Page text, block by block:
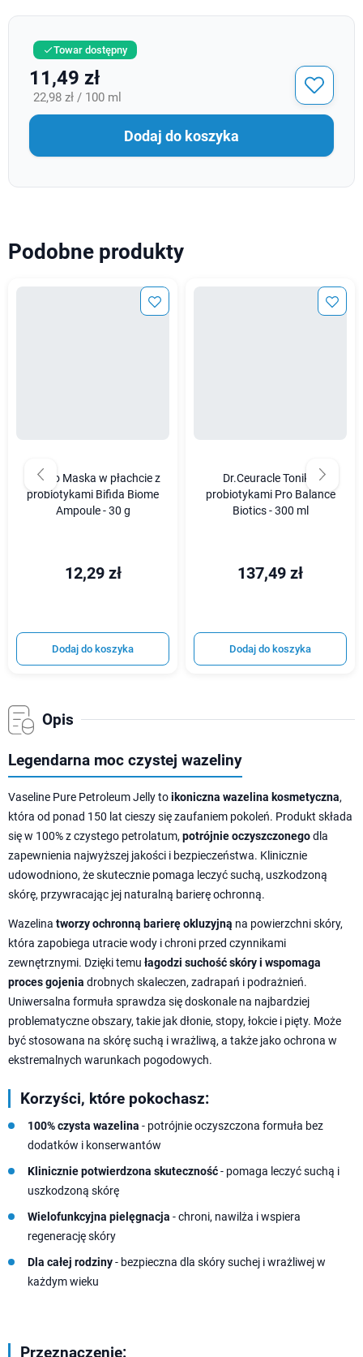
Towar dostępny
11,49 zł
22,98 zł / 100 ml
Dodaj do koszyka
Podobne produkty
Manyo Maska w płachcie z
probiotykami Bifida Biome
Ampoule - 30 g
12,29 zł
Dodaj do koszyka
Dr.Ceuracle Tonik z
probiotykami Pro Balance
Biotics - 300 ml
137,49 zł
Dodaj do koszyka
Opis
Legendarna moc czystej wazeliny
Vaseline Pure Petroleum Jelly toikoniczna wazelina kosmetyczna,
która od ponad 150 lat cieszy się zaufaniem pokoleń. Produkt składa
się w 100% z czystego petrolatum, potrójnie oczyszczonegodla
zapewnienia najwyższej jakości i bezpieczeństwa. Klinicznie
udowodniono, że skutecznie pomaga leczyć suchą, uszkodzoną
skórę, przywracając jej naturalną barierę ochronną.
Wazelina tworzy ochronną barierę okluzyjną na powierzchni skóry,
która zapobiega utracie wody i chroni przed czynnikami
zewnętrznymi. Dzięki temu łagodzi suchość skóry i wspomaga
proces gojenia drobnych skaleczen, zadrapań i podrażnień.
Uniwersalna formuła sprawdza się doskonale na najbardziej
problematyczne obszary, takie jak dłonie, stopy, łokcie i pięty. Może
być stosowana na skórę suchą i wrażliwą, a także jako ochrona w
ekstremalnych warunkach pogodowych.
Korzyści, które pokochasz:
100% czysta wazelina - potrójnie oczyszczona formuła bez
dodatków i konserwantów
Klinicznie potwierdzona skuteczność- pomaga leczyć suchą i
uszkodzoną skórę
Wielofunkcyjna pielęgnacja - chroni, nawilża i wspiera
regenerację skóry
Dla całej rodziny- bezpieczna dla skóry suchej i wrażliwej w
każdym wieku
Przeznaczenie: